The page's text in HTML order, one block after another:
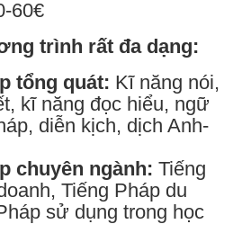
60€
trình rất đa dạng:
tổng quát: Kĩ năng nói,
kĩ năng đọc hiểu, ngữ
diễn kịch, dịch Anh-
chuyên ngành: Tiếng
Tiếng Pháp du
sử dụng trong học